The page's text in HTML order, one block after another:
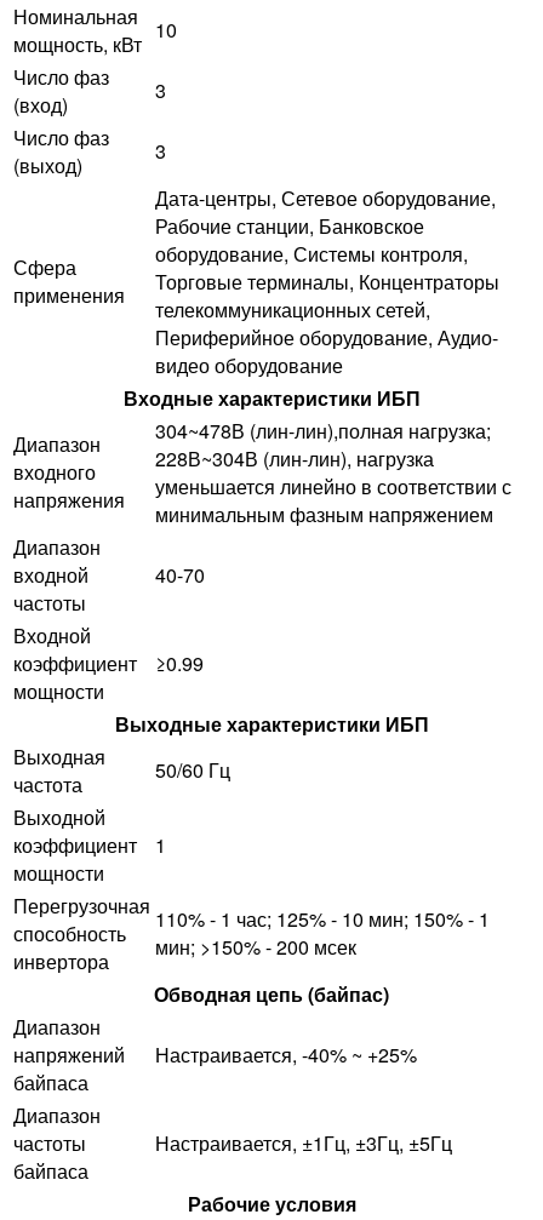
Номинальная
мощность, кВт
10
Число фаз
(вход)
3
Число фаз
(выход)
3
Сфера
применения
Дата-центры, Сетевое оборудование,
Рабочие станции, Банковское
оборудование, Системы контроля,
Торговые терминалы, Концентраторы
телекоммуникационных сетей,
Периферийное оборудование, Аудио-
видео оборудование
Входные характеристики ИБП
Диапазон
входного
напряжения
304~478В (лин-лин),полная нагрузка;
228В~304В (лин-лин), нагрузка
уменьшается линейно в соответствии с
минимальным фазным напряжением
Диапазон
входной
частоты
40-70
Входной
коэффициент
мощности
≥0.99
Выходные характеристики ИБП
Выходная
частота
50/60 Гц
Выходной
коэффициент
мощности
1
Перегрузочная
способность
инвертора
110% - 1 час; 125% - 10 мин; 150% - 1
мин; >150% - 200 мсек
Обводная цепь (байпас)
Диапазон
напряжений
байпаса
Настраивается, -40% ~ +25%
Диапазон
частоты
байпаса
Настраивается, ±1Гц, ±3Гц, ±5Гц
Рабочие условия